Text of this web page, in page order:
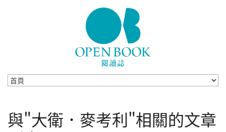
與"大衛．麥考利"相關的文章